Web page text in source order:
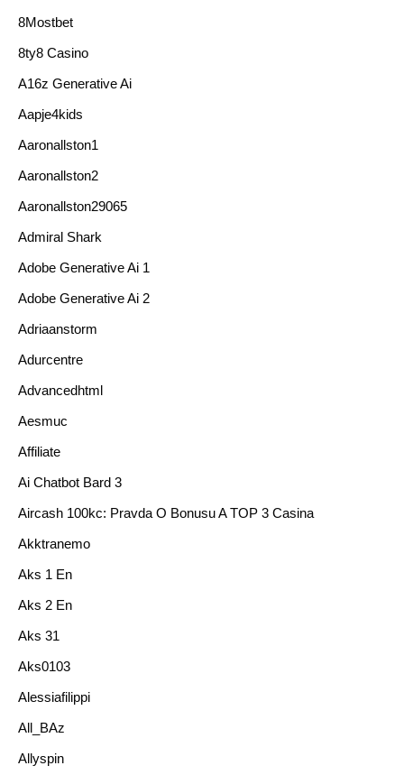
8Mostbet
8ty8 Casino
A16z Generative Ai
Aapje4kids
Aaronallston1
Aaronallston2
Aaronallston29065
Admiral Shark
Adobe Generative Ai 1
Adobe Generative Ai 2
Adriaanstorm
Adurcentre
Advancedhtml
Aesmuc
Affiliate
Ai Chatbot Bard 3
Aircash 100kc: Pravda O Bonusu A TOP 3 Casina
Akktranemo
Aks 1 En
Aks 2 En
Aks 31
Aks0103
Alessiafilippi
All_BAz
Allyspin